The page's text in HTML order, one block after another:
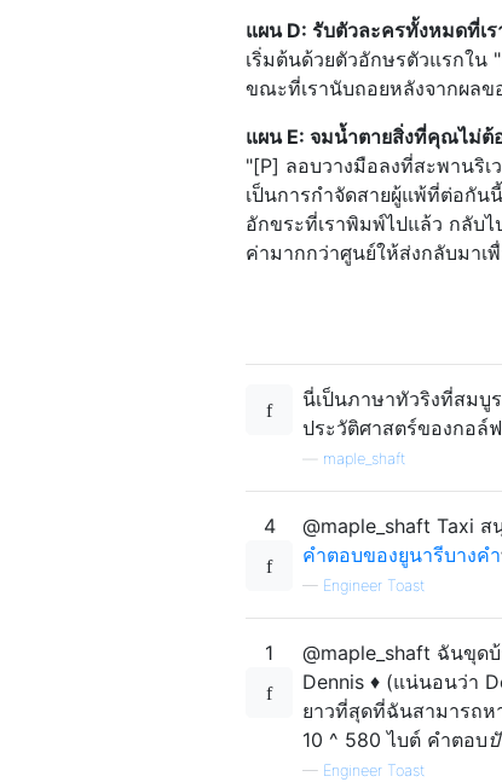
Pickup a passenger going
Go to The Underground:
Switch to plan "e" if no
Pickup a passenger going
Go to Narrow Path Park:
Switch to plan "d".
[e]
Go to KonKat's: north.
Pickup a passenger going
Go to Riverview Bridge:
Go to Sunny Skies
Pickup a passenger going
Go to The
Pickup a passenger going
Go to Sunny Skies
Switch to plan "a".
แผน D: รับตัวละครทั้งหมดที่เร
เริ่มต้นด้วยตัวอักษรตัวแรกใน
ขณะที่เรานับถอยหลังจากผลข
แผน E: จมน้ำตายสิ่งที่คุณไม่ต้
"[P] ลอบวางมือลงที่สะพานริเ
เป็นการกำจัดสายผู้แพ้ที่ต่อกัน
อักขระที่เราพิมพ์ไปแล้ว กลับ
ค่ามากกว่าศูนย์ให้ส่งกลับมาเ
นี่เป็นภาษาทัวริงที่สมบู
ประวัติศาสตร์ของกอล์
maple_shaft
4
@maple_shaft Taxi
คำตอบของยูนารีบางคำ
— Engineer Toast
1 @maple_shaft ฉันขุด
Dennis ♦ (แน่นอนว่า
ยาวที่สุดที่ฉันสามารถห
10 ^ 580 ไบต์ คำตอบ
— Engineer Toast